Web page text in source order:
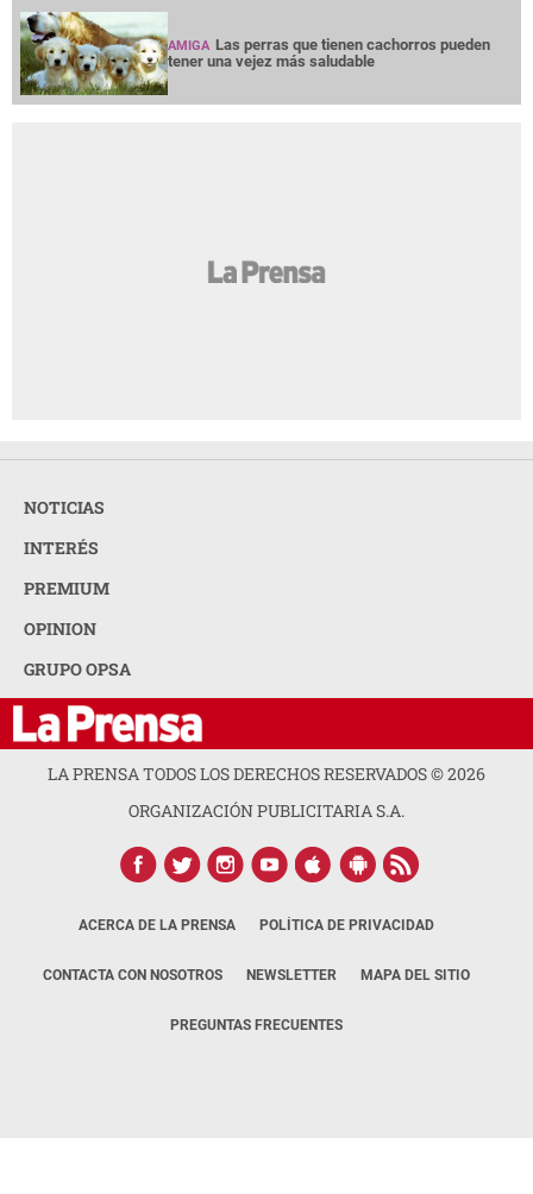
AMIGA Las perras que tienen cachorros pueden
tener una vejez más saludable
NOTICIAS
INTERÉS
PREMIUM
OPINION
GRUPO OPSA
LA PRENSA TODOS LOS DERECHOS RESERVADOS ©2026
ORGANIZACIÓN PUBLICITARIA S.A.
ACERCA DE LA PRENSA POLÍTICA DE PRIVACIDAD
CONTACTA CON NOSOTROS NEWSLETTER MAPA DEL SITIO
PREGUNTAS FRECUENTES